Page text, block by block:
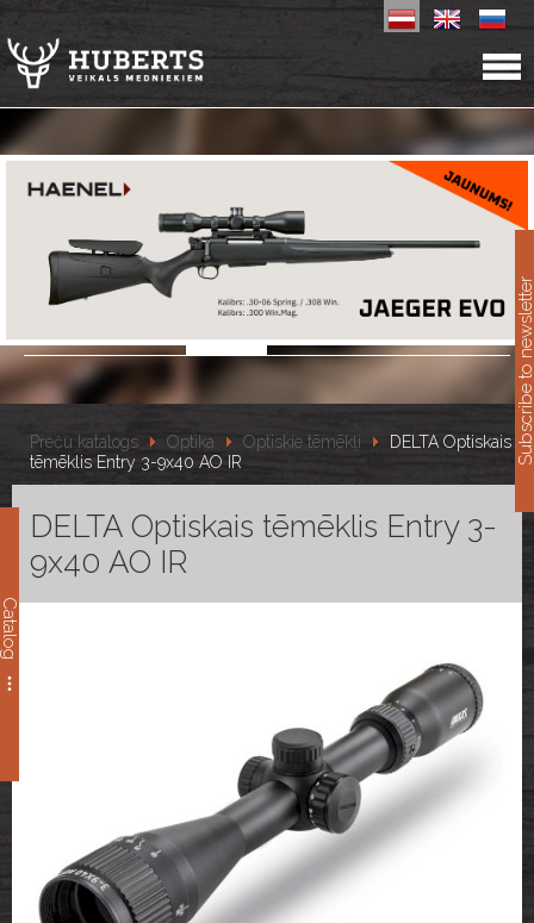
Catalog
Preču katalogs Optika Optiskie tēmēkļi
DELTA Optiskais
tēmēklis Entry 3-9x40 AO IR
DELTA Optiskais tēmēklis Entry 3-
9x40 AO IR
Subscribe